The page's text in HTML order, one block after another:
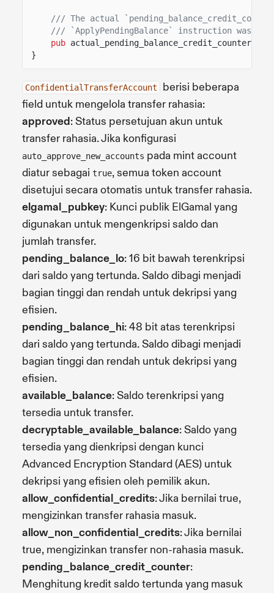
/// The actual
/// `ApplyPendingBalance` instruction was
pub actual_pending_balance_credit_counter
}
ConfidentialTransferAccount
berisi beberapa
field untuk mengelola transfer rahasia:
approved: Status persetujuan akun untuk
transfer rahasia. Jika konfigurasi
auto_approve_new_accounts pada mint account
diatur sebagai true, semua token account
disetujui secara otomatis untuk transfer rahasia.
elgamal_pubkey: Kunci publik ElGamal yang
digunakan untuk mengenkripsi saldo dan
jumlah transfer.
pending_balance_lo: 16 bit bawah terenkripsi
dari saldo yang tertunda. Saldo dibagi menjadi
bagian tinggi dan rendah untuk dekripsi yang
efisien.
pending_balance_hi: 48 bit atas terenkripsi
dari saldo yang tertunda. Saldo dibagi menjadi
bagian tinggi dan rendah untuk dekripsi yang
efisien.
available_balance: Saldo terenkripsi yang
tersedia untuk transfer.
decryptable_available_balance: Saldo yang
tersedia yang dienkripsi dengan kunci
Advanced Encryption Standard (AES) untuk
dekripsi yang efisien oleh pemilik akun.
allow_confidential_credits: Jika bernilai true,
mengizinkan transfer rahasia masuk.
allow_non_confidential_credits: Jika bernilai
true, mengizinkan transfer non-rahasia masuk.
pending_balance_credit_counter:
Menghitung kredit saldo tertunda yang masuk